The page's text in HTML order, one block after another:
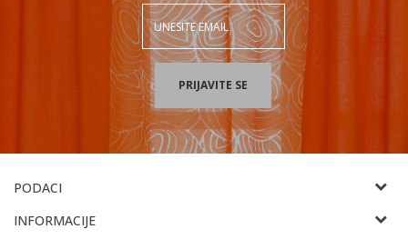
PRIJAVITE SE
PODACI
ORIENT EMPORIUM
INFORMACIJE